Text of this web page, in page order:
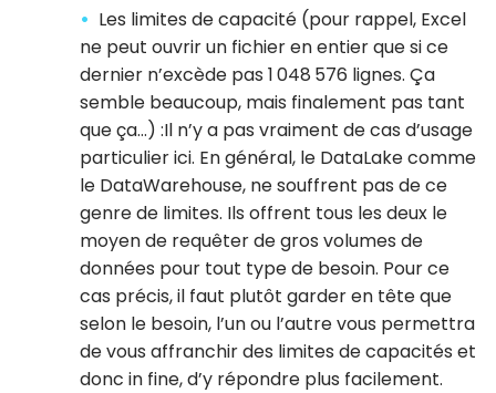
Les limites de capacité (pour rappel, Excel
ne peut ouvrir un fichier en entier que si ce
dernier n’excède pas 1 048 576 lignes. Ça
semble beaucoup, mais finalement pas tant
que ça…) :Il n’y a pas vraiment de cas d’usage
particulier ici. En général, le DataLake comme
le DataWarehouse, ne souffrent pas de ce
genre de limites. Ils offrent tous les deux le
moyen de requêter de gros volumes de
données pour tout type de besoin. Pour ce
cas précis, il faut plutôt garder en tête que
selon le besoin, l’un ou l’autre vous permettra
de vous affranchir des limites de capacités et
donc in fine, d’y répondre plus facilement.